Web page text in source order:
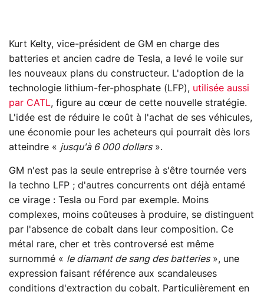
Kurt Kelty, vice-président de GM en charge des
batteries et ancien cadre de Tesla, a levé le voile sur
les nouveaux plans du constructeur. L'adoption de la
technologie lithium-fer-phosphate (LFP), utilisée aussi
par CATL, figure au cœur de cette nouvelle stratégie.
L'idée est de réduire le coût à l'achat de ses véhicules,
une économie pour les acheteurs qui pourrait dès lors
atteindre « jusqu'à 6 000 dollars».
GM n'est pas la seule entreprise à s'être tournée vers
la techno LFP ; d'autres concurrents ont déjà entamé
ce virage : Tesla ou Ford par exemple. Moins
complexes, moins coûteuses à produire, se distinguent
par l'absence de cobalt dans leur composition. Ce
métal rare, cher et très controversé est même
surnommé « le diamant de sang des batteries», une
expression faisant référence aux scandaleuses
conditions d'extraction du cobalt. Particulièrement en